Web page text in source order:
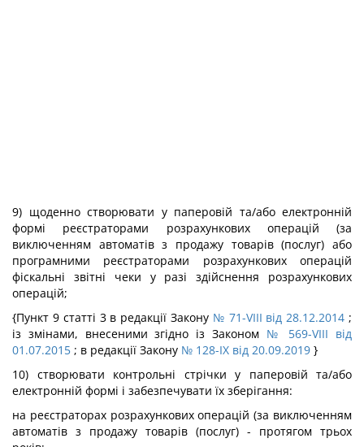
9) щоденно створювати у паперовій та/або електронній
формі реєстраторами розрахункових операцій (за
виключенням автоматів з продажу товарів (послуг) або
програмними реєстраторами розрахункових операцій
фіскальні звітні чеки у разі здійснення розрахункових
операцій;
{Пункт 9 статті 3 в редакції Закону № 71-VIII від 28.12.2014 ;
із змінами, внесеними згідно із Законом № 569-VIII від
01.07.2015 ; в редакції Закону № 128-IX від 20.09.2019 }
10) створювати контрольні стрічки у паперовій та/або
електронній формі і забезпечувати їх зберігання:
на реєстраторах розрахункових операцій (за виключенням
автоматів з продажу товарів (послуг) - протягом трьох